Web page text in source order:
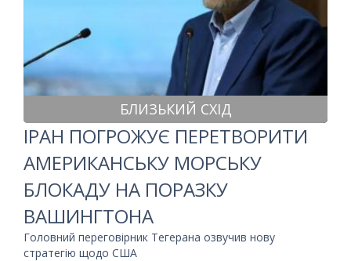
БЛИЗЬКИЙ СХІД
ІРАН ПОГРОЖУЄ ПЕРЕТВОРИТИ
АМЕРИКАНСЬКУ МОРСЬКУ
БЛОКАДУ НА ПОРАЗКУ
ВАШИНГТОНА
Головний переговірник Тегерана озвучив нову
стратегію щодо США